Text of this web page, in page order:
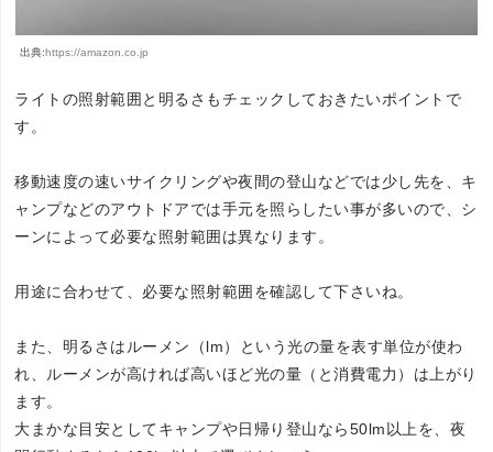
出典:https://amazon.co.jp
ライトの照射範囲と明るさもチェックしておきたいポイントで
す。
移動速度の速いサイクリングや夜間の登山などでは少し先を、キ
ャンプなどのアウトドアでは手元を照らしたい事が多いので、シ
ーンによって必要な照射範囲は異なります。
用途に合わせて、必要な照射範囲を確認して下さいね。
また、明るさはルーメン（lm）という光の量を表す単位が使わ
れ、ルーメンが高ければ高いほど光の量（と消費電力）は上がり
ます。
大まかな目安としてキャンプや日帰り登山なら50lm以上を、夜